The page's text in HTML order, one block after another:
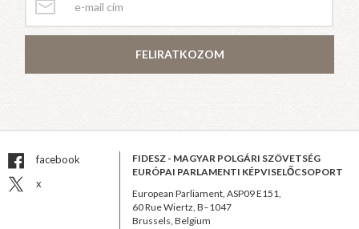
FELIRATKOZOM
facebook
x
FIDESZ - MAGYAR POLGÁRI SZÖVETSÉG
EURÓPAI PARLAMENTI KÉPVISELŐCSOPORT
European Parliament, ASP09 E151,
60 Rue Wiertz, B–1047
Brussels, Belgium